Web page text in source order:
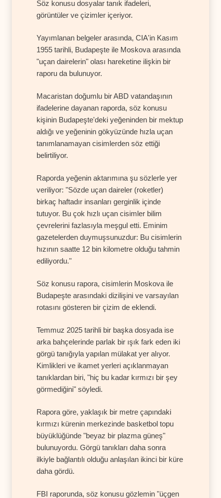
Söz konusu dosyalar tanık ifadeleri,
görüntüler ve çizimler içeriyor.
Yayımlanan belgeler arasında, CIA'in Kasım
1955 tarihli, Budapeşte ile Moskova arasında
"uçan dairelerin" olası hareketine ilişkin bir
raporu da bulunuyor.
Macaristan doğumlu bir ABD vatandaşının
ifadelerine dayanan raporda, söz konusu
kişinin Budapeşte'deki yeğeninden bir mektup
aldığı ve yeğeninin gökyüzünde hızla uçan
tanımlanamayan cisimlerden söz ettiği
belirtiliyor.
Raporda yeğenin aktarımına şu sözlerle yer
veriliyor: "Sözde uçan daireler (roketler)
birkaç haftadır insanları gerginlik içinde
tutuyor. Bu çok hızlı uçan cisimler bilim
çevrelerini fazlasıyla meşgul etti. Eminim
gazetelerden duymuşsunuzdur: Bu cisimlerin
hızının saatte 12 bin kilometre olduğu tahmin
ediliyordu."
Söz konusu rapora, cisimlerin Moskova ile
Budapeşte arasındaki dizilişini ve varsayılan
rotasını gösteren bir çizim de eklendi.
Temmuz 2025 tarihli bir başka dosyada ise
arka bahçelerinde parlak bir ışık fark eden iki
görgü tanığıyla yapılan mülakat yer alıyor.
Kimlikleri ve ikamet yerleri açıklanmayan
tanıklardan biri, "hiç bu kadar kırmızı bir şey
görmediğini" söyledi.
Rapora göre, yaklaşık bir metre çapındaki
kırmızı kürenin merkezinde basketbol topu
büyüklüğünde "beyaz bir plazma güneş"
bulunuyordu. Görgü tanıkları daha sonra
ilkiyle bağlantılı olduğu anlaşılan ikinci bir küre
daha gördü.
FBI raporunda, söz konusu gözlemin "üçgen